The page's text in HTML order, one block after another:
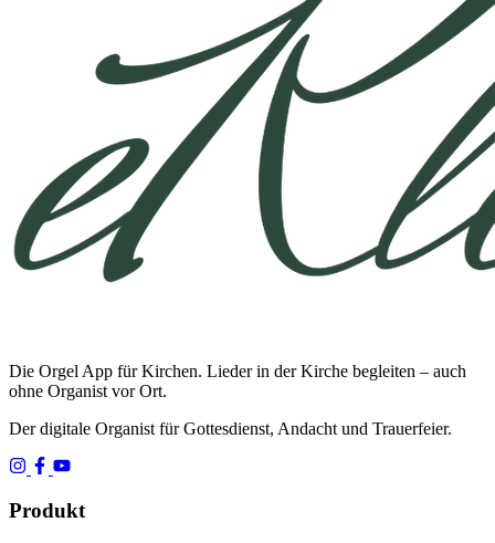
Die Orgel App für Kirchen. Lieder in der Kirche begleiten – auch
ohne Organist vor Ort.
Der digitale Organist für Gottesdienst, Andacht und Trauerfeier.
Produkt